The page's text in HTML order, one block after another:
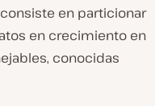
en particionar
en crecimiento en
conocidas